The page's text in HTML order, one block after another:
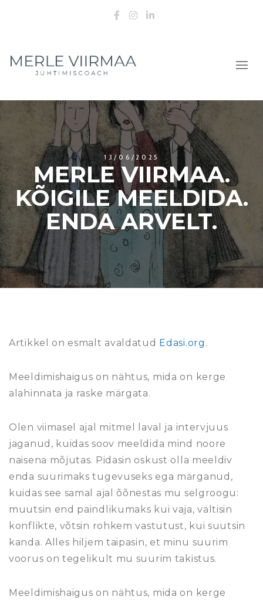
Facebook
Instagram
13/06/2025
MERLE VIIRMAA.
KÕIGILE MEELDIDA.
ENDA ARVELT.
Artikkel on esmalt avaldatud Edasi.org .
Meeldimishaigus on nähtus, mida on kerge
alahinnata ja raske märgata.
Olen viimasel ajal mitmel laval ja intervjuus
jaganud, kuidas soov meeldida mind noore
naisena mõjutas. Pidasin oskust olla meeldiv
enda suurimaks tugevuseks ega märganud,
kuidas see samal ajal õõnestas mu selgroogu:
muutsin end paindlikumaks kui vaja, vältisin
konflikte, võtsin rohkem vastutust, kui suutsin
kanda. Alles hiljem taipasin, et minu suurim
voorus on tegelikult mu suurim takistus.
Meeldimishaigus on nähtus, mida on kerge